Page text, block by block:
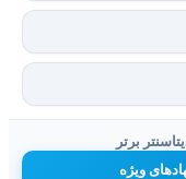
برتر
ویژه